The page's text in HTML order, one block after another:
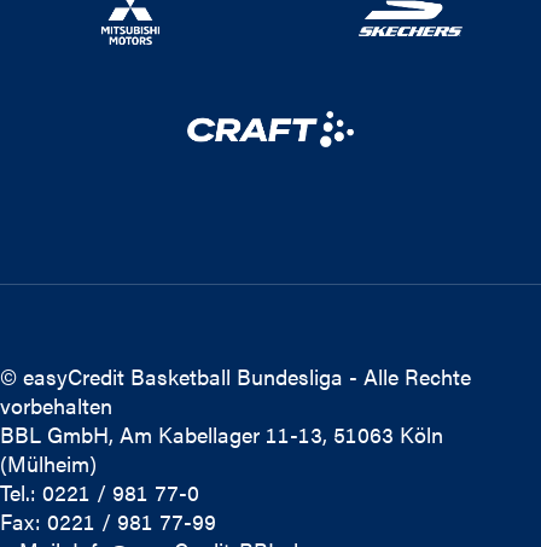
© easyCredit Basketball Bundesliga - Alle Rechte
vorbehalten
BBL GmbH, Am Kabellager 11-13, 51063 Köln
(Mülheim)
Tel.: 0221 / 981 77-0
Fax: 0221 / 981 77-99